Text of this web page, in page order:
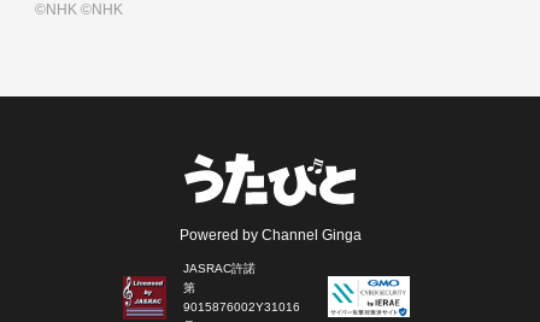
©NHK©NHK
Powered by Channel Ginga
JASRAC許諾
第
9015876002Y31016